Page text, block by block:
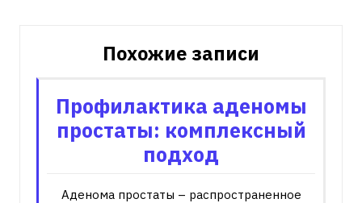
Похожие записи
Профилактика аденомы
простаты: комплексный
подход
Аденома простаты – распространенное